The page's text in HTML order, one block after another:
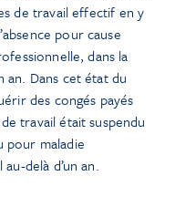
de travail effectif en y
pour cause
dans la
an. Dans cet état du
des congés payés
travail était suspendu
pour maladie
delà d’un an.